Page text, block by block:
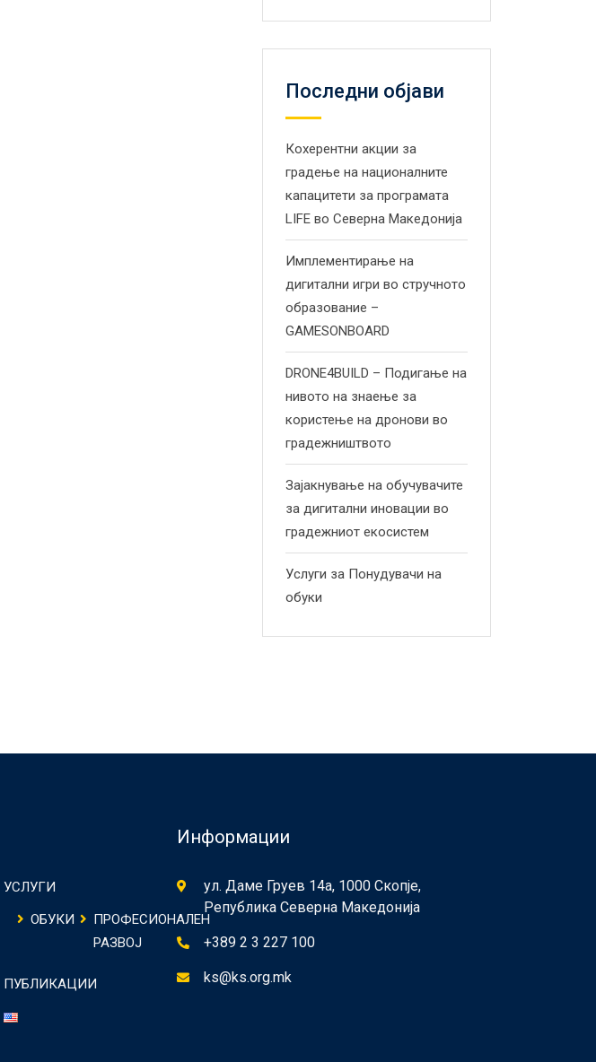
Последни објави
Кохерентни акции за
градење на националните
капацитети за програмата
LIFE во Северна Македонија
Имплементирање на
дигитални игри во стручното
образование –
GAMESONBOARD
DRONE4BUILD – Подигање на
нивото на знаење за
користење на дронови во
градежништвото
Зајакнување на обучувачите
за дигитални иновации во
градежниот екосистем
Услуги за Понудувачи на
обуки
УСЛУГИ
ОБУКИ
ПРОФЕСИОНАЛЕН
РАЗВОЈ
ПУБЛИКАЦИИ
Информации
ул. Даме Груев 14а, 1000 Скопје,
Република Северна Македонија
+389 2 3 227 100
ks@ks.org.mk